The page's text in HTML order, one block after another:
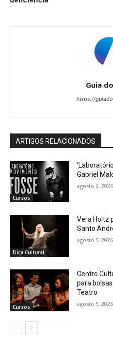
Guia
https://
ARTIGOS RELACIONADOS
Cursos
Gabriel
agosto 6, 2026
Dica Cultural
Vera Holtz
Santo
agosto 5, 2026
Cursos
Centro
para
Teatro
agosto 5, 2026